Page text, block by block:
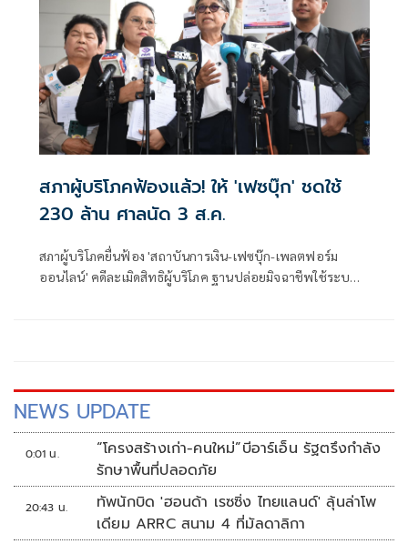
สภาผู้บริโภคฟ้องแล้ว! ให้ 'เฟซบุ๊ก' ชดใช้
230 ล้าน ศาลนัด 3 ส.ค.
สภาผู้บริโภคยื่นฟ้อง 'สถาบันการเงิน-เฟซบุ๊ก-เพลตฟอร์ม
ออนไลน์' คดีละเมิดสิทธิผู้บริโภค ฐานปล่อยมิจฉาชีพใช้ระบบ
NEWS UPDATE
0:01 น.
“โครงสร้างเก่า-คนใหม่”บีอาร์เอ็น รัฐตรึงกำลัง
รักษาพื้นที่ปลอดภัย
20:43 น.
ทัพนักบิด 'ฮอนด้า เรซซิ่ง ไทยแลนด์' ลุ้นล่าโพ
เดียม ARRC สนาม 4 ที่มัลดาลิกา